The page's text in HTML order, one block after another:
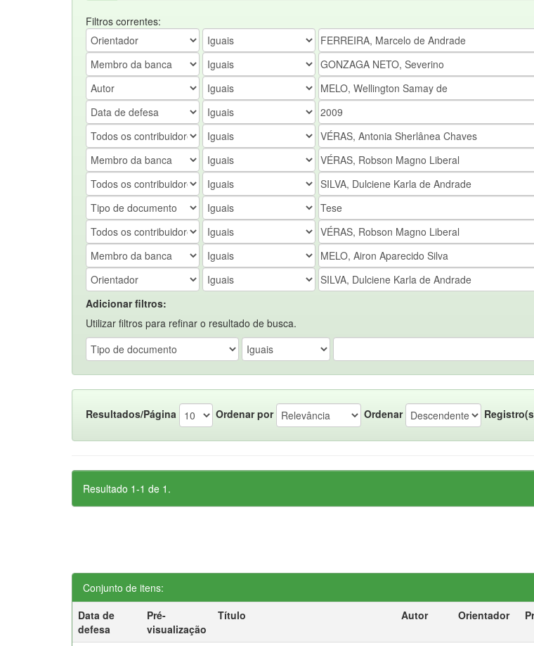
Filtros correntes:
Adicionar filtros:
Utilizar filtros para refinar o resultado de busca.
Resultados/Página Ordenar por Ordenar
Resultado 1-1 de 1.
Conjunto de itens:
Data de
defesa
Pré-
visualização
Título Autor Orientador